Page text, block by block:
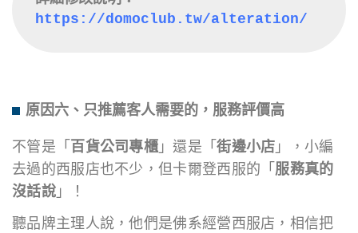
https://domoclub.tw/alteration/
原因六、只推薦客人需要的，服務評價高
不管是「 百貨公司專櫃 」還是「街邊小店 」，小編
去過的西服店也不少，但卡爾登西服的「 服務真的
沒話說」！
聽品牌主理人說，他們是佛系經營西服店，相信把